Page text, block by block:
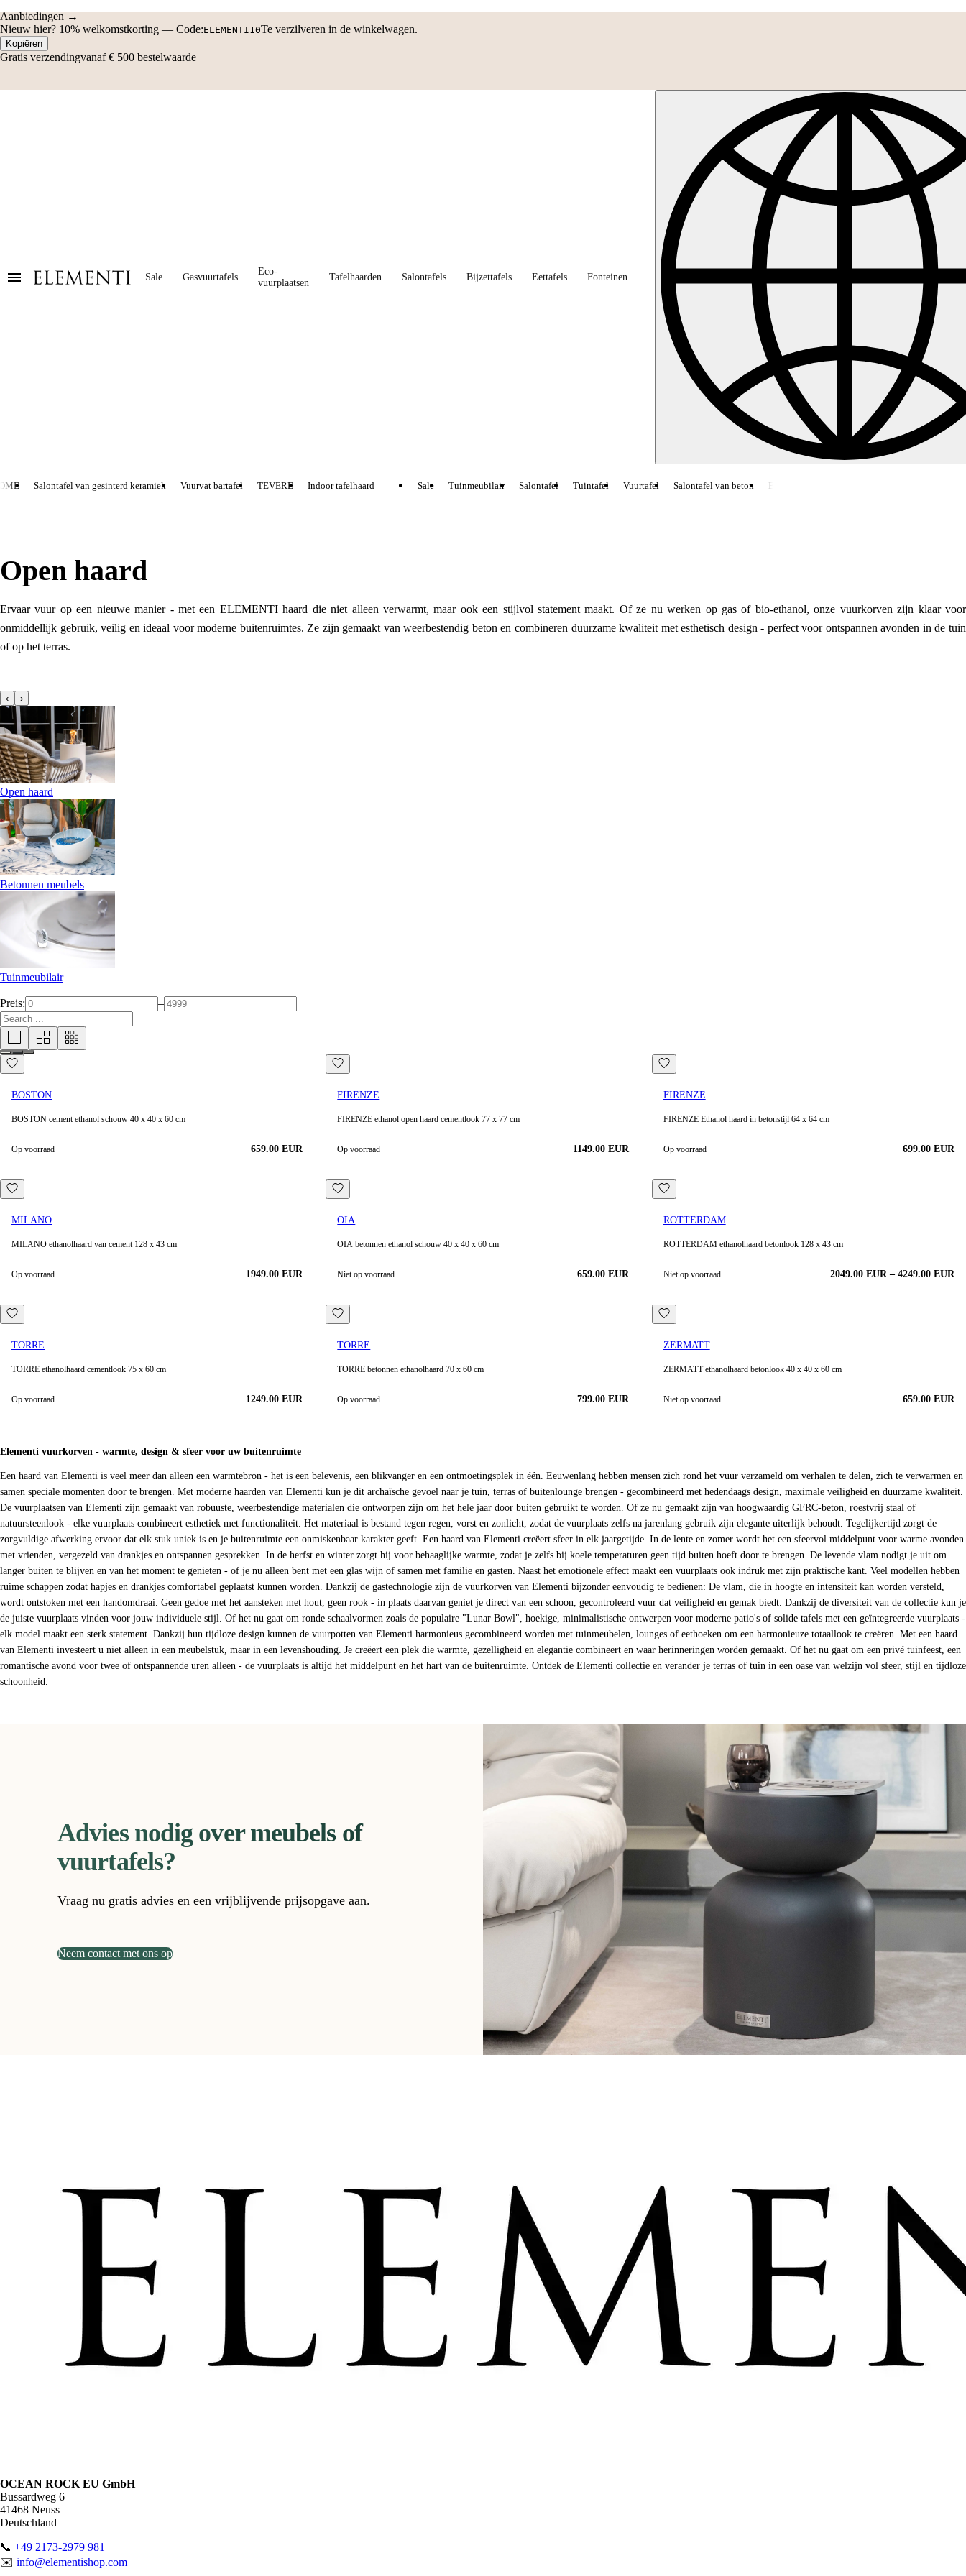
Aanbiedingen →
Nieuw hier? 10% welkomstkorting — Code:ELEMENTI10Te verzilveren in de winkelwagen.
Kopiëren
Gratis verzendingvanaf € 500 bestelwaarde
Sale Gasvuurtafels
Eco-
vuurplaatsen
Tafelhaarden Salontafels Bijzettafels Eettafels Fonteinen
Salontafel van gesinterd keramiek Vuurvat bartafel TEVERE Indoor tafelhaard Sale Tuinmeubilair Salontafel Tuintafel Vuurtafel Salontafel van beton Bijzettafel van beton
Open haard
Ervaar vuur op een nieuwe manier - met een ELEMENTI haard die niet alleen verwarmt, maar ook een stijlvol statement maakt. Of ze nu werken op gas of bio-ethanol, onze vuurkorven zijn klaar voor
onmiddellijk gebruik, veilig en ideaal voor moderne buitenruimtes. Ze zijn gemaakt van weerbestendig beton en combineren duurzame kwaliteit met esthetisch design - perfect voor ontspannen avonden in de tuin
of op het terras.
‹ ›
Open haard
Betonnen meubels
Tuinmeubilair
Preis: –
BOSTON
BOSTON cement ethanol schouw 40 x 40 x 60 cm
Op voorraad 659.00 EUR
FIRENZE
FIRENZE ethanol open haard cementlook 77 x 77 cm
Op voorraad 1149.00 EUR
FIRENZE
FIRENZE Ethanol haard in betonstijl 64 x 64 cm
Op voorraad 699.00 EUR
MILANO
MILANO ethanolhaard van cement 128 x 43 cm
Op voorraad 1949.00 EUR
OIA
OIA betonnen ethanol schouw 40 x 40 x 60 cm
Niet op voorraad 659.00 EUR
ROTTERDAM
ROTTERDAM ethanolhaard betonlook 128 x 43 cm
Niet op voorraad 2049.00 EUR – 4249.00 EUR
TORRE
TORRE ethanolhaard cementlook 75 x 60 cm
Op voorraad 1249.00 EUR
TORRE
TORRE betonnen ethanolhaard 70 x 60 cm
Op voorraad 799.00 EUR
ZERMATT
ZERMATT ethanolhaard betonlook 40 x 40 x 60 cm
Niet op voorraad 659.00 EUR
Elementi vuurkorven - warmte, design & sfeer voor uw buitenruimte
Een haard van Elementi is veel meer dan alleen een warmtebron - het is een belevenis, een blikvanger en een ontmoetingsplek in één. Eeuwenlang hebben mensen zich rond het vuur verzameld om verhalen te delen, zich te verwarmen en
samen speciale momenten door te brengen. Met moderne haarden van Elementi kun je dit archaïsche gevoel naar je tuin, terras of buitenlounge brengen - gecombineerd met hedendaags design, maximale veiligheid en duurzame kwaliteit.
De vuurplaatsen van Elementi zijn gemaakt van robuuste, weerbestendige materialen die ontworpen zijn om het hele jaar door buiten gebruikt te worden. Of ze nu gemaakt zijn van hoogwaardig GFRC-beton, roestvrij staal of
natuursteenlook - elke vuurplaats combineert esthetiek met functionaliteit. Het materiaal is bestand tegen regen, vorst en zonlicht, zodat de vuurplaats zelfs na jarenlang gebruik zijn elegante uiterlijk behoudt. Tegelijkertijd zorgt de
zorgvuldige afwerking ervoor dat elk stuk uniek is en je buitenruimte een onmiskenbaar karakter geeft. Een haard van Elementi creëert sfeer in elk jaargetijde. In de lente en zomer wordt het een sfeervol middelpunt voor warme avonden
met vrienden, vergezeld van drankjes en ontspannen gesprekken. In de herfst en winter zorgt hij voor behaaglijke warmte, zodat je zelfs bij koele temperaturen geen tijd buiten hoeft door te brengen. De levende vlam nodigt je uit om
langer buiten te blijven en van het moment te genieten - of je nu alleen bent met een glas wijn of samen met familie en gasten. Naast het emotionele effect maakt een vuurplaats ook indruk met zijn praktische kant. Veel modellen hebben
ruime schappen zodat hapjes en drankjes comfortabel geplaatst kunnen worden. Dankzij de gastechnologie zijn de vuurkorven van Elementi bijzonder eenvoudig te bedienen: De vlam, die in hoogte en intensiteit kan worden versteld,
wordt ontstoken met een handomdraai. Geen gedoe met het aansteken met hout, geen rook - in plaats daarvan geniet je direct van een schoon, gecontroleerd vuur dat veiligheid en gemak biedt. Dankzij de diversiteit van de collectie kun je
de juiste vuurplaats vinden voor jouw individuele stijl. Of het nu gaat om ronde schaalvormen zoals de populaire "Lunar Bowl", hoekige, minimalistische ontwerpen voor moderne patio's of solide tafels met een geïntegreerde vuurplaats -
elk model maakt een sterk statement. Dankzij hun tijdloze design kunnen de vuurpotten van Elementi harmonieus gecombineerd worden met tuinmeubelen, lounges of eethoeken om een harmonieuze totaallook te creëren. Met een haard
van Elementi investeert u niet alleen in een meubelstuk, maar in een levenshouding. Je creëert een plek die warmte, gezelligheid en elegantie combineert en waar herinneringen worden gemaakt. Of het nu gaat om een privé tuinfeest, een
romantische avond voor twee of ontspannende uren alleen - de vuurplaats is altijd het middelpunt en het hart van de buitenruimte. Ontdek de Elementi collectie en verander je terras of tuin in een oase van welzijn vol sfeer, stijl en tijdloze
schoonheid.
Advies nodig over meubels of
vuurtafels?
Vraag nu gratis advies en een vrijblijvende prijsopgave aan.
Neem contact met ons op
OCEAN ROCK EU GmbH
Bussardweg 6
41468 Neuss
Deutschland
📞 +49 2173-2979 981
✉️ info@elementishop.com